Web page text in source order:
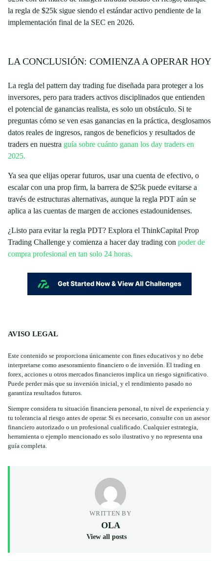
la regla de $25k sigue siendo el estándar activo pendiente de la
implementación final de la SEC en 2026.
LA CONCLUSIÓN: COMIENZA A OPERAR HOY
La regla del pattern day trading fue diseñada para proteger a los
inversores, pero para traders activos disciplinados que entienden
el potencial de ganancias realista, es solo un obstáculo. Si te
preguntas cómo se ven esas ganancias en la práctica, desglosamos
datos reales de ingresos, rangos de beneficios y resultados de
traders en nuestra guía sobre cuánto ganan los day traders en
2025.
Ya sea que elijas operar futuros, usar una cuenta de efectivo, o
escalar con una prop firm, la barrera de $25k puede evitarse a
través de estructuras alternativas, aunque la regla PDT aún se
aplica a las cuentas de margen de acciones estadounidenses.
¿Listo para evitar la regla PDT? Explora el ThinkCapital Prop
Trading Challenge y comienza a hacer day trading con poder de
compra profesional en tan solo 24 horas.
AVISO LEGAL
Este contenido se proporciona únicamente con fines educativos y no debe
interpretarse como asesoramiento financiero o de inversión. El trading en
forex, acciones u otros mercados financieros implica un riesgo significativo.
Puede perder más que su inversión inicial, y el rendimiento pasado no
garantiza resultados futuros.
Siempre considera tu situación financiera personal, tu nivel de experiencia y
tu tolerancia al riesgo antes de operar. Si es necesario, consulte con un asesor
financiero autorizado o un profesional cualificado. Cualquier estrategia,
herramienta o ejemplo mencionado es solo ilustrativo y no representa una
guía completa.
WRITTEN BY
OLA
View all posts